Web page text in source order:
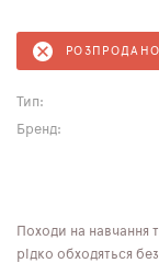
РОЗПРОДАНО
Тип:
Бренд:
Походи на навчання
рідко обходяться